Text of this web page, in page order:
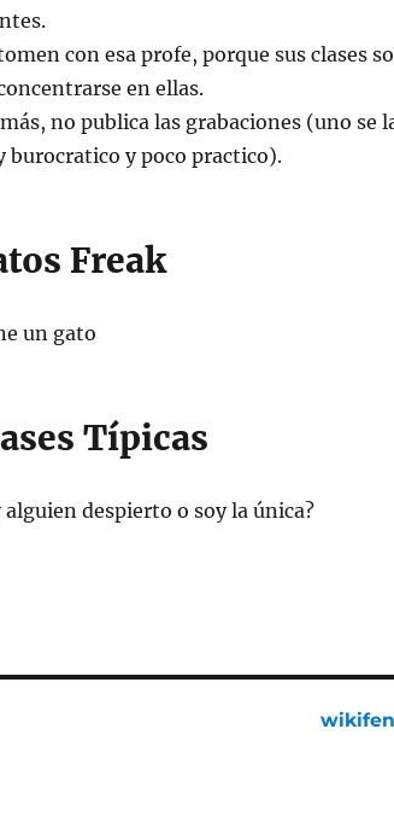
con esa profe, porque sus clases
en ellas.
no publica las grabaciones (uno se
burocratico y poco practico).
Freak
un gato
Típicas
alguien despierto o soy la única?